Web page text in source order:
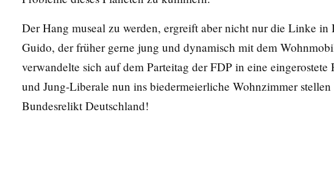
Der Hang museal zu werden, ergreift aber nicht nur die Linke in
Guido, der früher gerne jung und dynamisch mit dem
verwandelte sich auf dem Parteitag der FDP in eine
und Jung-Liberale nun ins biedermeierliche Wohnzimmer
Bundesrelikt Deutschland!